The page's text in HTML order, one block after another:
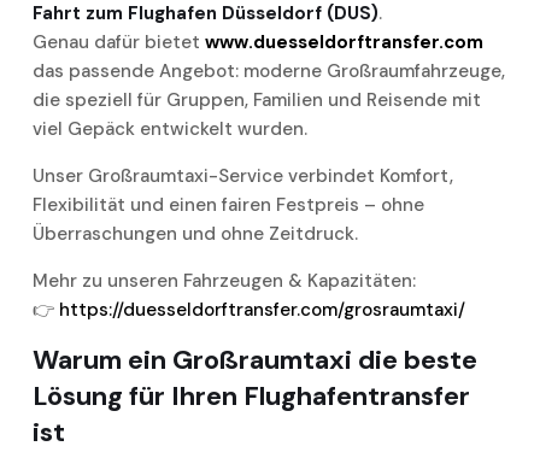
Fahrt zum Flughafen Düsseldorf (DUS).
Genau dafür bietet www.duesseldorftransfer.com
das passende Angebot: moderne Großraumfahrzeuge,
die speziell für Gruppen, Familien und Reisende mit
viel Gepäck entwickelt wurden.
Unser Großraumtaxi-Service verbindet Komfort,
Flexibilität und einen fairen Festpreis – ohne
Überraschungen und ohne Zeitdruck.
Mehr zu unseren Fahrzeugen & Kapazitäten:
👉 https://duesseldorftransfer.com/grosraumtaxi/
Warum ein Großraumtaxi die beste
Lösung für Ihren Flughafentransfer
ist